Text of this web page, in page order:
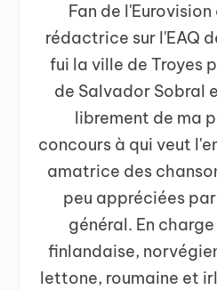
Fan de
rédactrice sur l'EAQ
fui la ville de Troyes
de Salvador Sobral
librement de ma
concours à qui veut
amatrice des
peu appréciées
général. En
finlandaise,
lettone, roumaine et